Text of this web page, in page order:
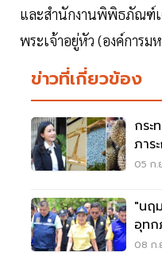
และสำนักงานพิพิธภัณฑ์เ
พระเจ้าอยู่หัว (องค์การม
ข่าวที่เกี่ยวข้อง
กระ
ภาร
ใหม่
05 ก.
"นฤ
อุทก
รับมื
08 ก.